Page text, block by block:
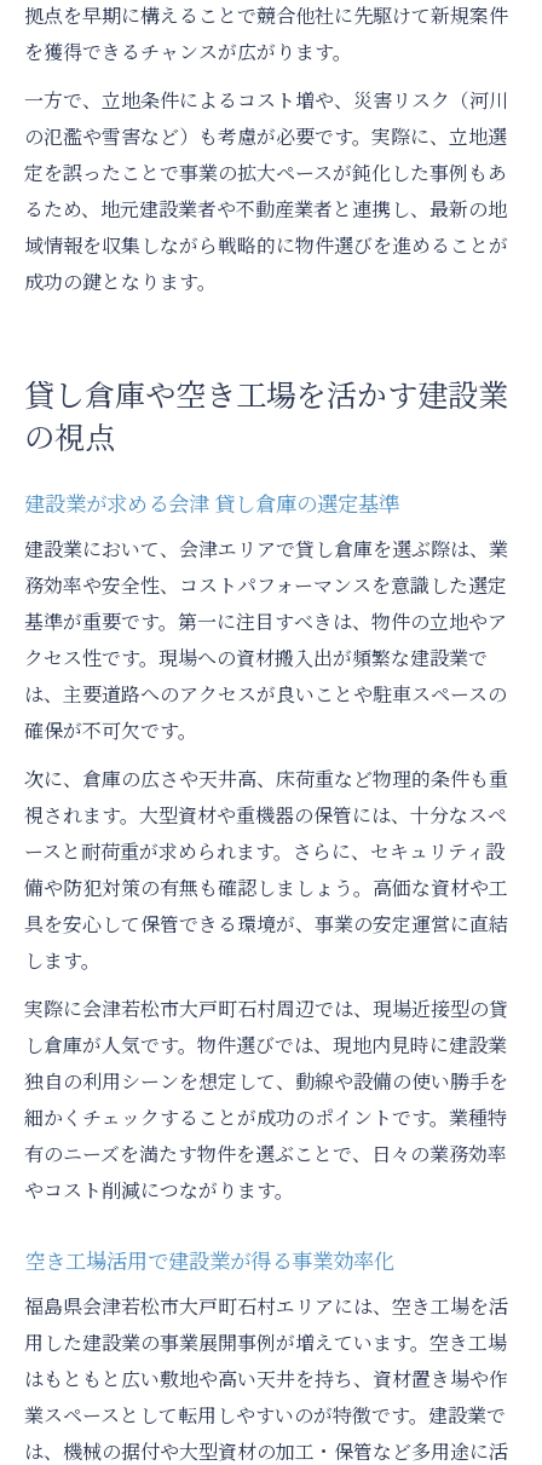
拠点を早期に構えることで競合他社に先駆けて新規案件
を獲得できるチャンスが広がります。
一方で、立地条件によるコスト増や、災害リスク（河川
の氾濫や雪害など）も考慮が必要です。実際に、立地選
定を誤ったことで事業の拡大ペースが鈍化した事例もあ
るため、地元建設業者や不動産業者と連携し、最新の地
域情報を収集しながら戦略的に物件選びを進めることが
成功の鍵となります。
貸し倉庫や空き工場を活かす建設業
の視点
建設業が求める会津 貸し倉庫の選定基準
建設業において、会津エリアで貸し倉庫を選ぶ際は、業
務効率や安全性、コストパフォーマンスを意識した選定
基準が重要です。第一に注目すべきは、物件の立地やア
クセス性です。現場への資材搬入出が頻繁な建設業で
は、主要道路へのアクセスが良いことや駐車スペースの
確保が不可欠です。
次に、倉庫の広さや天井高、床荷重など物理的条件も重
視されます。大型資材や重機器の保管には、十分なスペ
ースと耐荷重が求められます。さらに、セキュリティ設
備や防犯対策の有無も確認しましょう。高価な資材や工
具を安心して保管できる環境が、事業の安定運営に直結
します。
実際に会津若松市大戸町石村周辺では、現場近接型の貸
し倉庫が人気です。物件選びでは、現地内見時に建設業
独自の利用シーンを想定して、動線や設備の使い勝手を
細かくチェックすることが成功のポイントです。業種特
有のニーズを満たす物件を選ぶことで、日々の業務効率
やコスト削減につながります。
空き工場活用で建設業が得る事業効率化
福島県会津若松市大戸町石村エリアには、空き工場を活
用した建設業の事業展開事例が増えています。空き工場
はもともと広い敷地や高い天井を持ち、資材置き場や作
業スペースとして転用しやすいのが特徴です。建設業で
は、機械の据付や大型資材の加工・保管など多用途に活